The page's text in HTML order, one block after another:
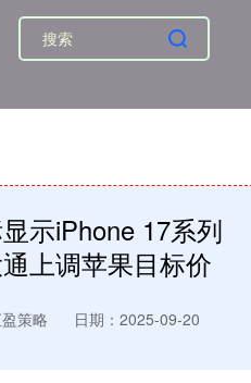
示iPhone 17系列
上调苹果目标价
策略
日期：2025-09-20